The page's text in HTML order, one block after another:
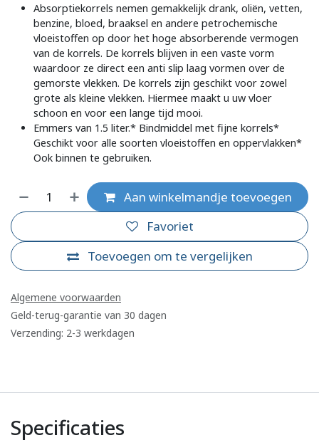
Absorptiekorrels nemen gemakkelijk drank, oliën, vetten,
benzine, bloed, braaksel en andere petrochemische
vloeistoffen op door het hoge absorberende vermogen
van de korrels. De korrels blijven in een vaste vorm
waardoor ze direct een anti slip laag vormen over de
gemorste vlekken. De korrels zijn geschikt voor zowel
grote als kleine vlekken. Hiermee maakt u uw vloer
schoon en voor een lange tijd mooi.
Emmers van 1.5 liter.* Bindmiddel met fijne korrels*
Geschikt voor alle soorten vloeistoffen en oppervlakken*
Ook binnen te gebruiken.
Aan winkelmandje toevoegen
Toevoegen om te vergelijken
Favoriet
Algemene voorwaarden
Geld-terug-garantie van 30 dagen
Verzending: 2-3 werkdagen
Specificaties